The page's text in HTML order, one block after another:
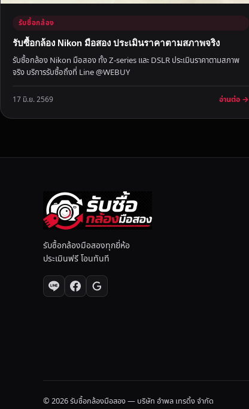
ป
ภ
า
ย
ใ
วั
ดี
รับซื้อกล้อง
รับซื้อกล้อง Nikon มือสอง ประเมินราคาตามสภาพจริง
รับซื้อกล้อง Nikon มือสอง ทั้ง Z-series และ DSLR ประเมินราคาตามสภาพ
จริง บริการรับซื้อถึงที่ Line @WEBUY
17 มิ.ย. 2569 อ่านต่อ →
รับซื้อกล้องมือสองทุกยี่ห้อ
ประเมินฟรี โอนทันที
© 2026 รับซื้อกล้องมือสอง — บริษัท อำพล เทรดิ้ง จำกัด